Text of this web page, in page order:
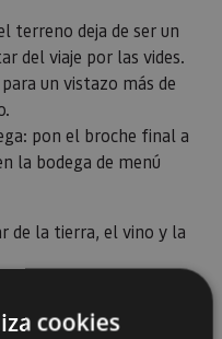
terreno deja de ser un
del viaje por las vides.
un vistazo más de
pon el broche final a
la bodega de menú
de la tierra, el vino y la
cookies